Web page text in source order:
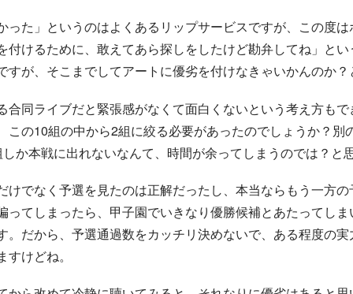
った」というのはよくあるリップサービスですが、この度
付けるために、敢えてあら探しをしたけど勘弁してね」と
すが、そこまでしてアートに優劣を付けなきゃいかんのか
合同ライブだと緊張感がなくて面白くないという考え方も
この10組の中から2組に絞る必要があったのでしょうか？別
か本戦に出れないなんて、時間が余ってしまうのでは？と
けでなく予選を見たのは正解だったし、本当ならもう一方
ってしまったら、甲子園でいきなり優勝候補とあたってし
。だから、予選通過数をカッチリ決めないで、ある程度の
けどね。